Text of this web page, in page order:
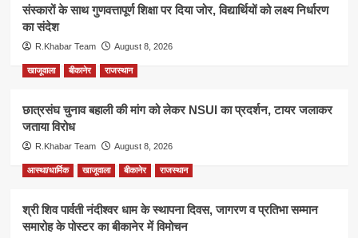
संस्कारों के साथ गुणवत्तापूर्ण शिक्षा पर दिया जोर, विद्यार्थियों को लक्ष्य निर्धारण
का संदेश
R.Khabar Team August 8, 2026
खाजूवाला बीकानेर राजस्थान
छात्रसंघ चुनाव बहाली की मांग को लेकर NSUI का प्रदर्शन, टायर जलाकर
जताया विरोध
R.Khabar Team August 8, 2026
आस्था/धार्मिक खाजूवाला बीकानेर राजस्थान
श्री शिव पार्वती नंदीश्वर धाम के स्थापना दिवस, जागरण व प्रतिभा सम्मान
समारोह के पोस्टर का बीकानेर में विमोचन